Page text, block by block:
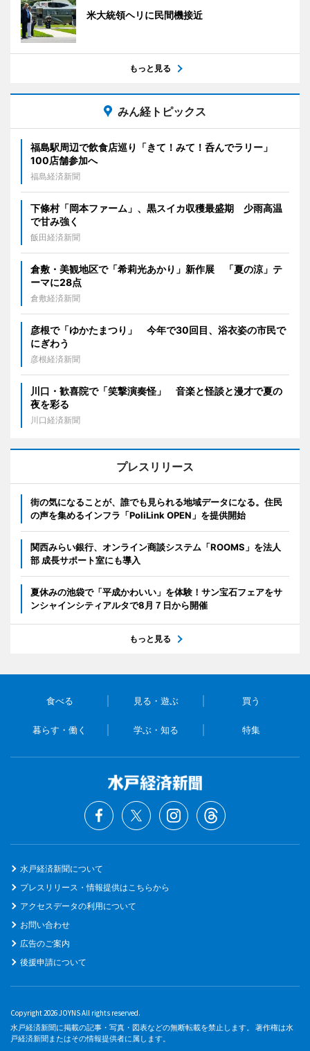
米大統領ヘリに民間機接近
もっと見る
みん経トピックス
福島駅周辺で飲食店巡り「きて！みて！呑んでラリー」
100店舗参加へ
福島経済新聞
下條村「岡本ファーム」、黒スイカ収穫最盛期 少雨高温
で甘み強く
飯田経済新聞
倉敷・美観地区で「希莉光あかり」新作展 「夏の涼」テ
ーマに28点
倉敷経済新聞
彦根で「ゆかたまつり」 今年で30回目、浴衣姿の市民で
にぎわう
彦根経済新聞
川口・歓喜院で「笑撃演奏怪」 音楽と怪談と漫才で夏の
夜を彩る
川口経済新聞
プレスリリース
街の気になることが、誰でも見られる地域データになる。住民
の声を集めるインフラ「PoliLink OPEN」を提供開始
関西みらい銀行、オンライン商談システム「ROOMS」を法人
部 成長サポート室にも導入
夏休みの池袋で「平成かわいい」を体験！サン宝石フェアをサ
ンシャインシティアルタで8月７日から開催
もっと見る
食べる 見る・遊ぶ 買う
暮らす・働く 学ぶ・知る 特集
水戸経済新聞について
プレスリリース・情報提供はこちらから
アクセスデータの利用について
お問い合わせ
広告のご案内
後援申請について
Copyright 2026 JOYNS All rights reserved.
水戸経済新聞に掲載の記事・写真・図表などの無断転載を禁止します。 著作権は水
戸経済新聞またはその情報提供者に属します。